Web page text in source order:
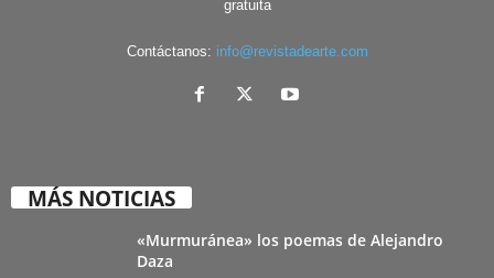
gratuita
Contáctanos: info@revistadearte.com
MÁS NOTICIAS
«Murmuránea» los poemas de Alejandro
Daza